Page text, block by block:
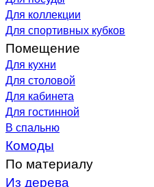
Для коллекции
Для спортивных кубков
Помещение
Для кухни
Для столовой
Для кабинета
Для гостинной
В спальню
Комоды
По материалу
Из дерева